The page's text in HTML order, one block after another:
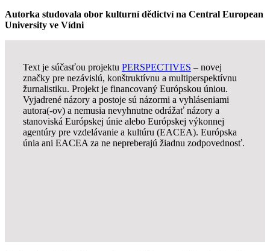
Autorka studovala obor kulturní dědictví na Central European
University ve Vídni
Text je súčasťou projektu PERSPECTIVES – novej
značky pre nezávislú, konštruktívnu a multiperspektívnu
žurnalistiku. Projekt je financovaný Európskou úniou.
Vyjadrené názory a postoje sú názormi a vyhláseniami
autora(-ov) a nemusia nevyhnutne odrážať názory a
stanoviská Európskej únie alebo Európskej výkonnej
agentúry pre vzdelávanie a kultúru (EACEA). Európska
únia ani EACEA za ne nepreberajú žiadnu zodpovednosť.